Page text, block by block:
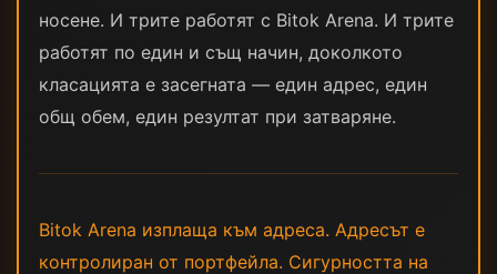
носене. И трите работят с Bitok Arena. И трите
работят по един и същ начин, доколкото
класацията е засегната — един адрес, един
общ обем, един резултат при затваряне.
Bitok Arena изплаща към адреса. Адресът е
контролиран от портфейла. Сигурността на